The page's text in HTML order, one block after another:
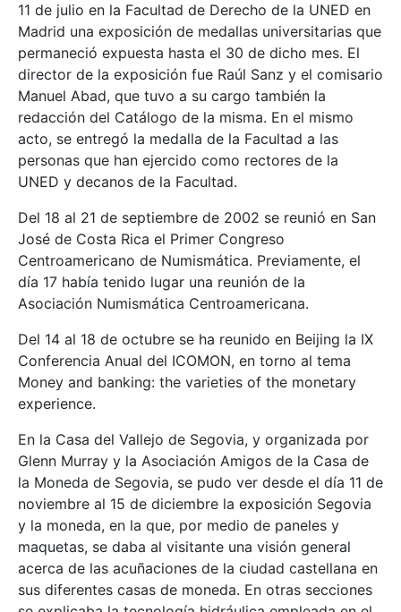
11 de julio en la Facultad de Derecho de la UNED en
Madrid una exposición de medallas universitarias que
permaneció expuesta hasta el 30 de dicho mes. El
director de la exposición fue Raúl Sanz y el comisario
Manuel Abad, que tuvo a su cargo también la
redacción del Catálogo de la misma. En el mismo
acto, se entregó la medalla de la Facultad a las
personas que han ejercido como rectores de la
UNED y decanos de la Facultad.
Del 18 al 21 de septiembre de 2002 se reunió en San
José de Costa Rica el Primer Congreso
Centroamericano de Numismática. Previamente, el
día 17 había tenido lugar una reunión de la
Asociación Numismática Centroamericana.
Del 14 al 18 de octubre se ha reunido en Beijing la IX
Conferencia Anual del ICOMON, en torno al tema
Money and banking: the varieties of the monetary
experience.
En la Casa del Vallejo de Segovia, y organizada por
Glenn Murray y la Asociación Amigos de la Casa de
la Moneda de Segovia, se pudo ver desde el día 11 de
noviembre al 15 de diciembre la exposición Segovia
y la moneda, en la que, por medio de paneles y
maquetas, se daba al visitante una visión general
acerca de las acuñaciones de la ciudad castellana en
sus diferentes casas de moneda. En otras secciones